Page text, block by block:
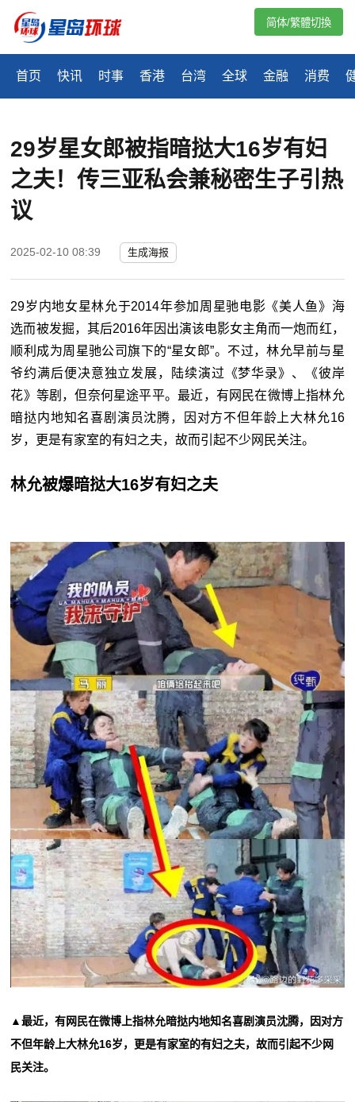
首页 快讯 时事 香港 台湾 全球 金融 消费
简体/繁體切換
29岁星女郎被指暗挞大16岁有妇
之夫！传三亚私会兼秘密生子引热
议
2025-02-10 08:39 生成海报
29岁内地女星林允于2014年参加周星驰电影《美人鱼》海
选而被发掘，其后2016年因出演该电影女主角而一炮而红，
顺利成为周星驰公司旗下的“星女郎”。不过，林允早前与星
爷约满后便决意独立发展，陆续演过《梦华录》、《彼岸
花》等剧，但奈何星途平平。最近，有网民在微博上指林允
暗挞内地知名喜剧演员沈腾，因对方不但年龄上大林允16
岁，更是有家室的有妇之夫，故而引起不少网民关注。
林允被爆暗挞大16岁有妇之夫
▲最近，有网民在微博上指林允暗挞内地知名喜剧演员沈腾，因对方
不但年龄上大林允16岁，更是有家室的有妇之夫，故而引起不少网
民关注。